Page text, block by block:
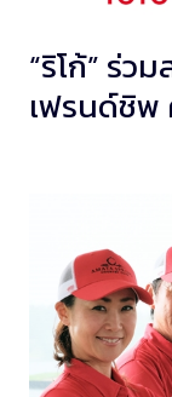
“ริโก้” ร่
เฟรนด์ชิพ